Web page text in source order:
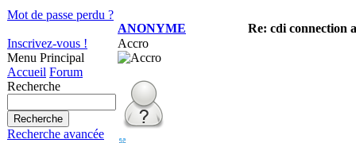
Mot de passe perdu ?
Inscrivez-vous !
Menu Principal
Accueil Forum
Recherche
Recherche avancée
ANONYME
Re: cdi connection
Accro